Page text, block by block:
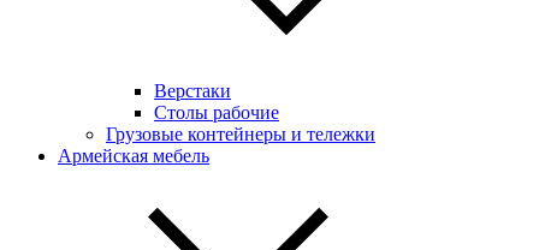
Верстаки
Столы рабочие
Грузовые контейнеры и тележки
Армейская мебель